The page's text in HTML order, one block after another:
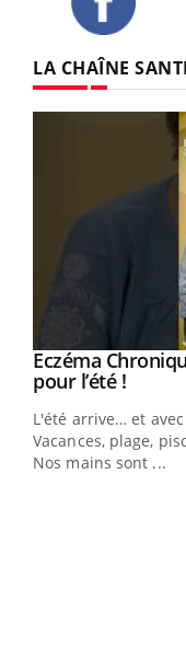
LA CHAÎNE
Youtube
Eczéma
pour l’été !Youtube
L'été arrive… et
Vacances, plage,
Nos mains sont ...